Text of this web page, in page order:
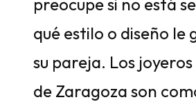
preocupe si no está
qué estilo o diseño le
su pareja. Los
de Zaragoza son